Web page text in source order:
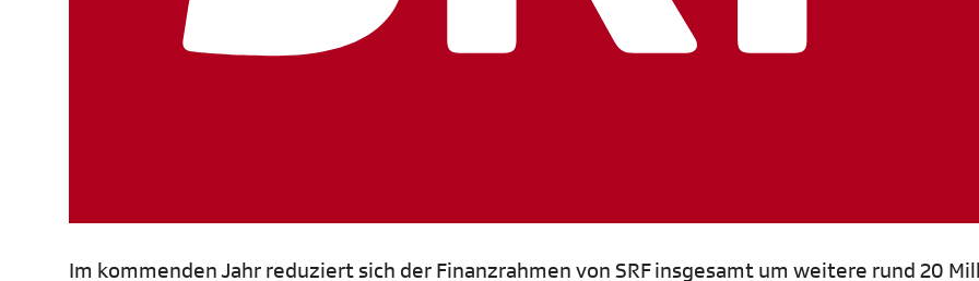
Im kommenden Jahr reduziert sich der Finanzrahmen von SRF insgesamt um weitere rund 20